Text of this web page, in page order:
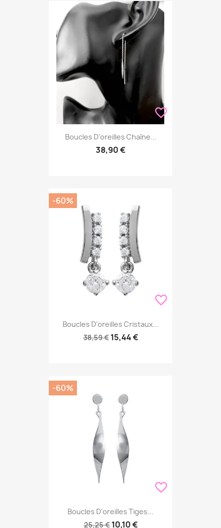
favorite_border
Boucles D'oreilles Chaîne...
38,90 €
favorite_border
Boucles D'oreilles Cristaux...
38,59 € 15,44 €
-60%
favorite_border
Boucles D'oreilles Tiges...
25,25 € 10,10 €
-60%